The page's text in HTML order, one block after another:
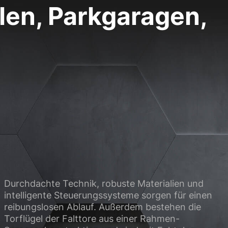
Parkgaragen,
Durchdachte Technik, robuste Materialien und
intelligente Steuerungssysteme sorgen für einen
reibungslosen Ablauf. Außerdem bestehen die
Torflügel der Falttore aus einer Rahmen-
erforderlich.
von externen
Impressum